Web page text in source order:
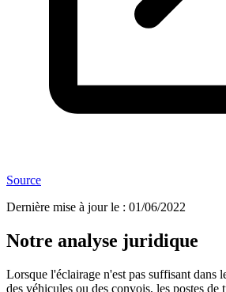
Source
Dernière mise à jour le : 01/06/2022
Notre analyse juridique
Lorsque l'éclairage n'est pas suffisant dans
des véhicules ou des convois, les postes de